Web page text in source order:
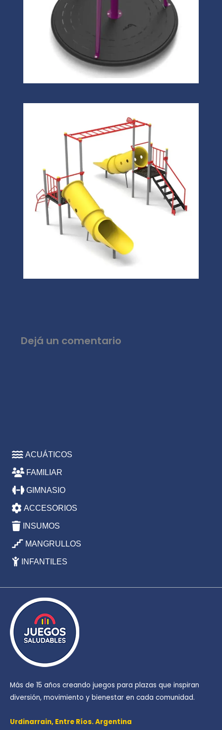
Dejá un comentario
ACUÁTICOS
FAMILIAR
GIMNASIO
ACCESORIOS
INSUMOS
MANGRULLOS
INFANTILES
Más de 15 años creando juegos para plazas que inspiran
diversión, movimiento y bienestar en cada comunidad.
Urdinarrain, Entre Ríos. Argentina